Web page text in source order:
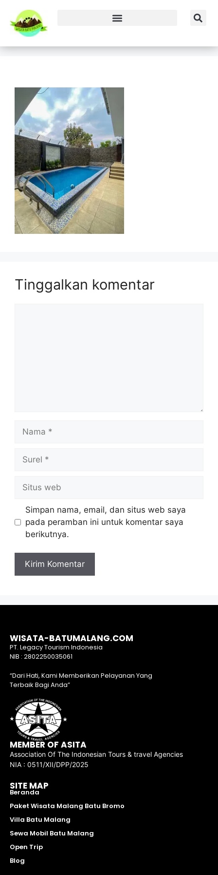
Tinggalkan komentar
Simpan nama, email, dan situs web saya
pada peramban ini untuk komentar saya
berikutnya.
WISATA-BATUMALANG.COM
PT. Legacy Tourism Indonesia
NIB : 2802250035061
“Dari Hati, Kami Memberikan Pelayanan Yang
Terbaik Bagi Anda”
MEMBER OF ASITA
Association Of The Indonesian Tours & travel Agencies
NIA : 0511/XII/DPP/2025
SITE MAP
Beranda
Paket Wisata Malang Batu Bromo
Villa Batu Malang
Sewa Mobil Batu Malang
Open Trip
Blog